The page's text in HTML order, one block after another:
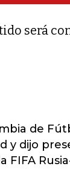
será
de
y dijo
FIFA